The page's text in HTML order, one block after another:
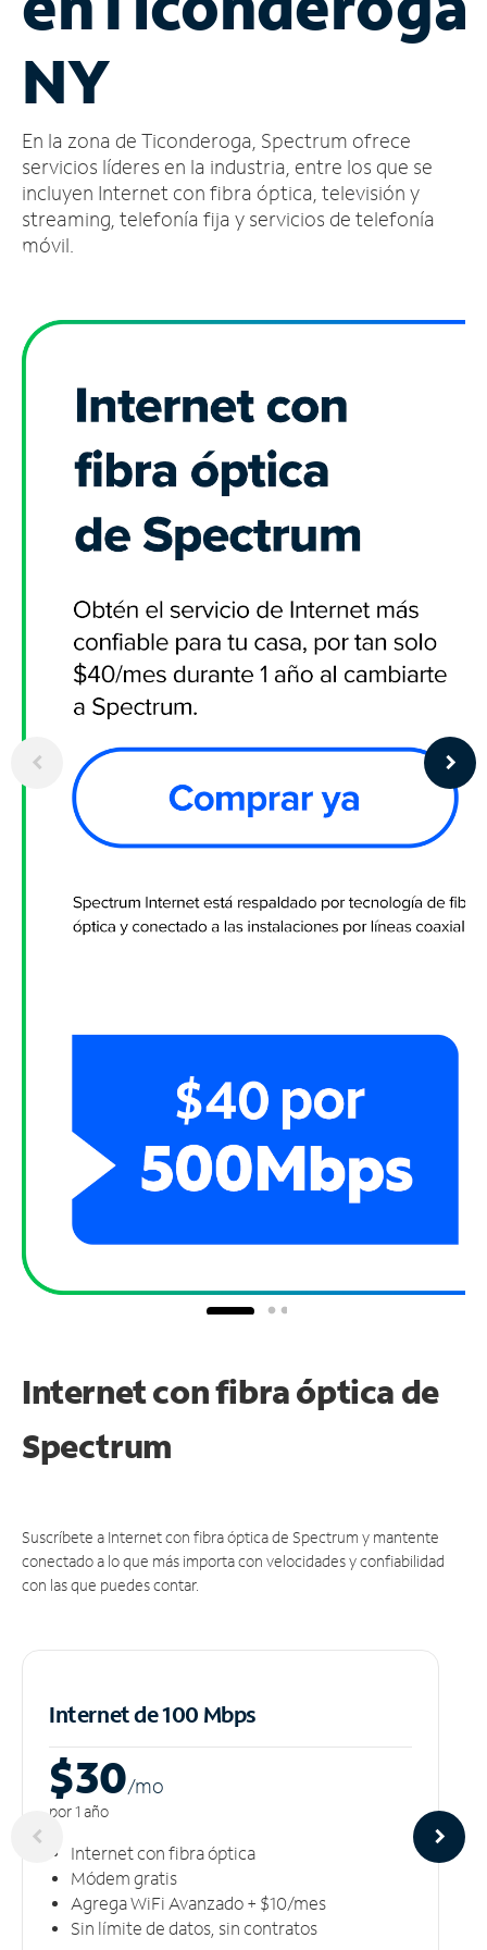
cuenta
Encuentra
tienda
NY
En la zona de Ticonderoga, Spectrum ofrece
servicios líderes en la industria, entre los que se
incluyen Internet con fibra óptica, televisión y
streaming, telefonía fija y servicios de telefonía
móvil.
Internet con fibra óptica de
Spectrum
Suscríbete a Internet con fibra óptica de Spectrum y mantente
conectado a lo que más importa con velocidades y confiabilidad
con las que puedes contar.
Internet de 100 Mbps
$30/mo
por 1 año
Internet con fibra óptica
Módem gratis
Agrega WiFi Avanzado + $10/mes
Sin límite de datos, sin contratos